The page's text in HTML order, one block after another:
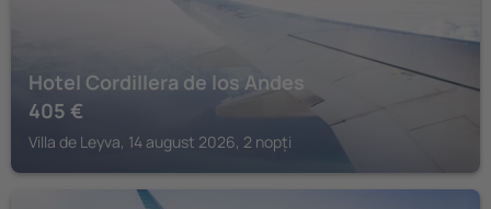
Hotel Cordillera de los Andes
405 €
Villa de Leyva, 14 august 2026, 2 nopți